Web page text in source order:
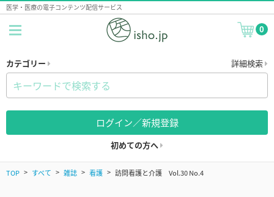
医学・医療の電子コンテンツ配信サービス
0
カテゴリー 詳細検索
ログイン／新規登録
初めての方へ
TOP すべて 雑誌 看護 訪問看護と介護 Vol.30 No.4